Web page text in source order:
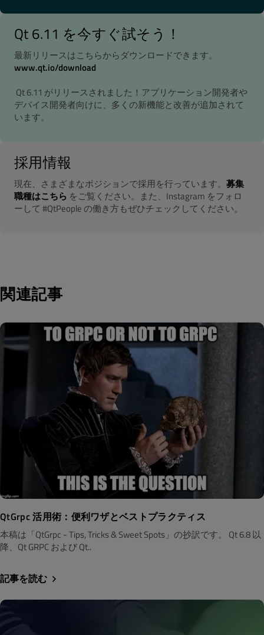
Qt 6.11 を今すぐ試そう！
最新リリースはこちらからダウンロードできます。
www.qt.io/download
Qt 6.11 がリリースされました！アプリケーション開発者や
デバイス開発者向けに、多くの新機能と改善が追加されて
います。
採用情報
現在、さまざまなポジションで採用を行っています。 募集
職種はこちら をご覧ください。また、Instagram をフォロ
ーして #QtPeople の働き方もぜひチェックしてください。
関連記事
QtGrpc 活用術：便利ワザとベストプラクティス
本稿は「QtGrpc - Tips, Tricks & Sweet Spots」の抄訳です。 Qt 6.8 以
降、Qt GRPC および Qt..
記事を読む